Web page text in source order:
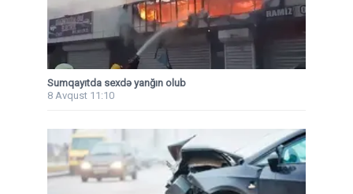
Sumqayıtda sexdə yanğın olub
8 Avqust 11:10